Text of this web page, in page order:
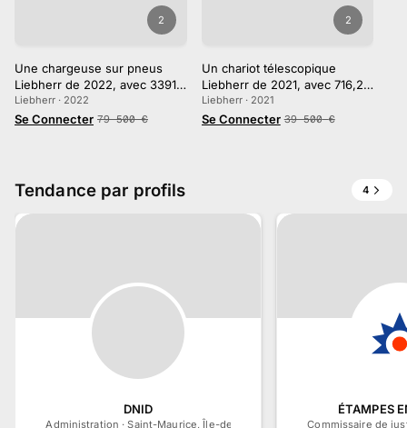
2
Une chargeuse sur pneus
Liebherr de 2022, avec 3391
heures au compteur
Liebherr · 2022
Se Connecter 79 500 €
2
Un chariot télescopique
Liebherr de 2021, avec 716,20
heures au compteur
Liebherr · 2021
Se Connecter 39 500 €
Tendance par profils 4
DNID
Administration ·Saint-Maurice, Île-de-France
ÉTAMPES
Commissaire de